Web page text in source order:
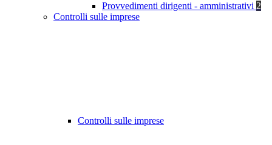
Provvedimenti dirigenti - amministrativi 2
Controlli sulle imprese
Controlli sulle imprese